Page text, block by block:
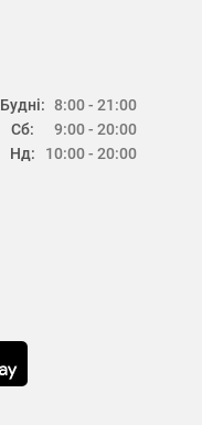
Будні:
Сб:
Нд:
8:00 - 21:00
9:00 - 20:00
10:00 - 20:00